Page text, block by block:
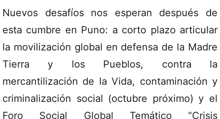
Nuevos desafíos nos esperan después de
esta cumbre en Puno: a corto plazo articular
la movilización global en defensa de la Madre
Tierra y los Pueblos, contra la
mercantilización de la Vida, contaminación y
criminalización social (octubre próximo) y el
Foro Social Global Temático “Crisis